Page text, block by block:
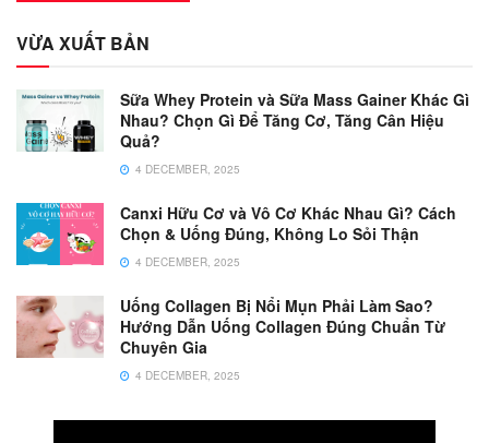
VỪA XUẤT BẢN
Sữa Whey Protein và Sữa Mass Gainer Khác Gì
Nhau? Chọn Gì Để Tăng Cơ, Tăng Cân Hiệu
Quả?
4 DECEMBER, 2025
Canxi Hữu Cơ và Vô Cơ Khác Nhau Gì? Cách
Chọn & Uống Đúng, Không Lo Sỏi Thận
4 DECEMBER, 2025
Uống Collagen Bị Nổi Mụn Phải Làm Sao?
Hướng Dẫn Uống Collagen Đúng Chuẩn Từ
Chuyên Gia
4 DECEMBER, 2025